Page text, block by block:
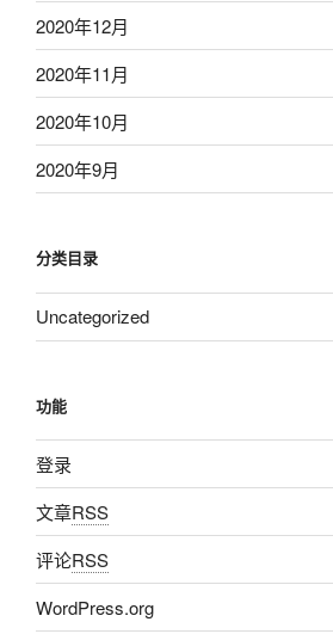
2020年12月
2020年11月
2020年10月
2020年9月
分类目录
Uncategorized
功能
登录
文章RSS
评论RSS
WordPress.org